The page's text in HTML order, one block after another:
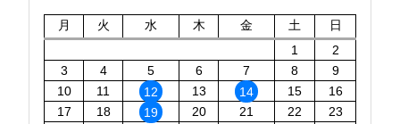
月 火 水 木 金 土
日
1
2
3
4 5 6 7 8
9
10
11 12 13 14 15
16
17
18 19 20 21 22
23